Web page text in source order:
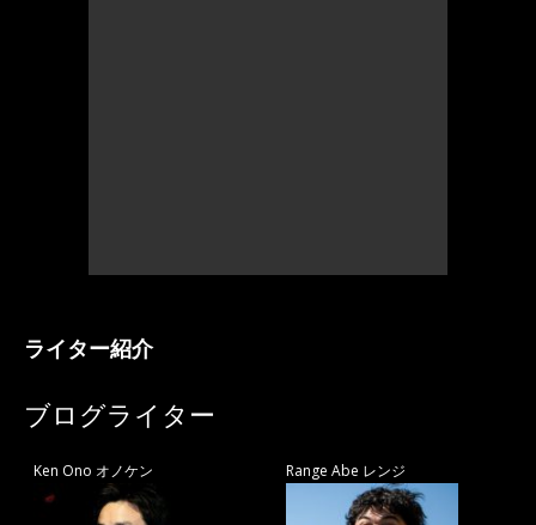
ライター紹介
ブログライター
Ken Ono オノケン Range Abe レンジ